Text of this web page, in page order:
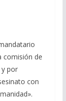
comisión de
por
con